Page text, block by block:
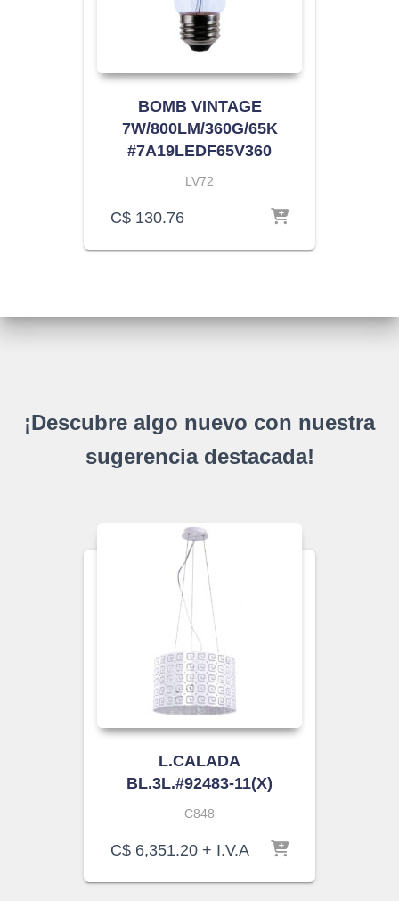
BOMB VINTAGE
7W/800LM/360G/65K
#7A19LEDF65V360
LV72
C$ 130.76
¡Descubre algo nuevo con nuestra
sugerencia destacada!
L.CALADA
BL.3L.#92483-11(X)
C848
C$ 6,351.20 + I.V.A